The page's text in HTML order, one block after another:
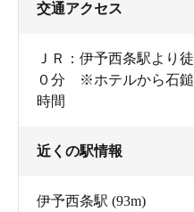
交通アクセス
ＪＲ：伊予西条駅より
０分 ※ホテルから石鎚
時間
近くの駅情報
伊予西条駅 (93m)